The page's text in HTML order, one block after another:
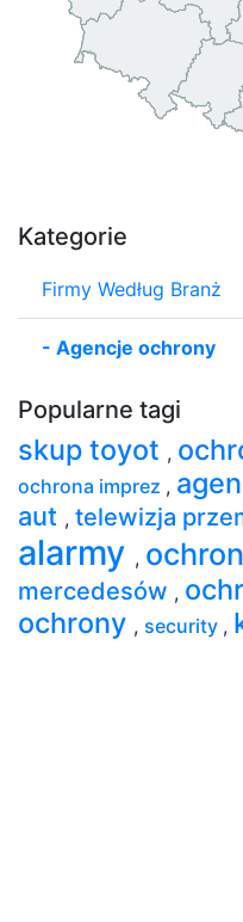
Kategorie
Firmy Według Branż
- Agencje ochrony
Popularne tagi
skup toyot ,
ochrona imprez ,
aut , telewizja
alarmy ,
mercedesów ,
ochrony , security ,